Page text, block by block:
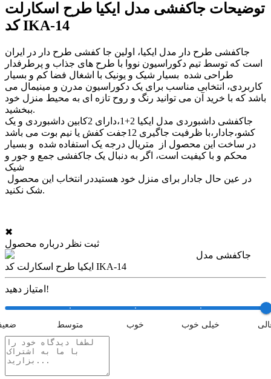
توضیحات جاکفشی مدل ایکیا طرح اسکارلت
کد IKA-14
جاکفشی طرح دار مدل ایکیا، اولین جا کفشی طرح دار در ایران
است که توسط تیم دکوراسیون نووا با طرح های جذاب و پرطرفدار
طراحی شده بسیار شیک و یونیک با اشغال فضا کم و بسیار
کاربردی، انتخابی مناسب برای یک دکوراسیون مدرن و مینیمال می
باشد که با خرید آن می توانید رنگ و روح تازه ای به محیط منزل خود
ببخشید.
جاکفشی داشبوردی مدل ایکیا 2+1،دارای 2کابین داشبوردی و یک
در ساخت این محصول از متریال درجه یک استفاده شده و بسیار
محکم و با کیفیت است، اگر به دنبال یک جاکفشی جمع و جور و
شیک
شک نکنید.
✖
ثبت نظر درباره محصول
جاکفشی مدل
ایکیا طرح اسکارلت کد IKA-14
امتیاز دهید!
متوسط خوب خیلی خوب